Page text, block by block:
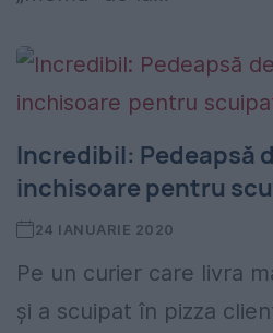
Incredibil: Pedeapsă
inchisoare pentru
24 IANUARIE 2020
Pe un curier care livra
și a scuipat în pizza